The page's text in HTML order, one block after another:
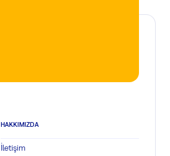
HAKKIMIZDA
İletişim